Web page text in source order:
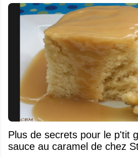
Plus de secrets pour le p'tit
sauce au caramel de chez